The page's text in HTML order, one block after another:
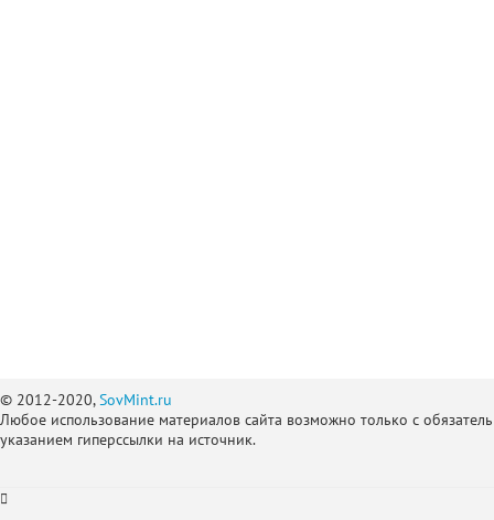
© 2012-2020,SovMint.ru
Любое использование материалов сайта возможно только с
указанием гиперссылки на источник.